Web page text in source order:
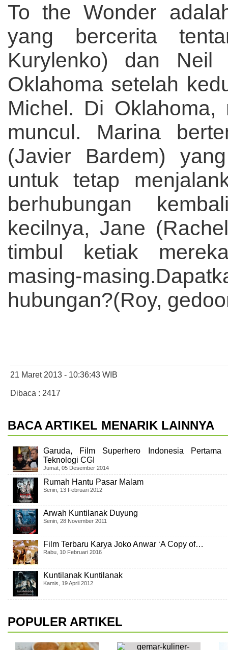
To the Wonder
yang bercerita
Kurylenko) dan
Oklahoma setelah
Michel. Di
muncul. Marina
(Javier Bardem)
untuk tetap
berhubungan
kecilnya, Jane
timbul ketiak
masing-
hubungan?(Roy,
21 Maret 2013 - 10:36:43 WIB
Dibaca : 2417
BACA ARTIKEL MENARIK LAINNYA
Garuda, Film Superhero Indonesia Pertama
Teknologi CGI
Jumat, 05 Desember 2014
Rumah Hantu Pasar Malam
Senin, 13 Februari 2012
Arwah Kuntilanak Duyung
Senin, 28 November 2011
Film Terbaru Karya Joko Anwar ‘A Copy of…
Rabu, 10 Februari 2016
Kuntilanak Kuntilanak
Kamis, 19 April 2012
POPULER ARTIKEL